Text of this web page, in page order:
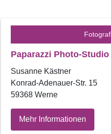
Paparazzi Photo-Studio
Susanne Kästner
Konrad-Adenauer-Str. 15
59368 Werne
Mehr Informationen